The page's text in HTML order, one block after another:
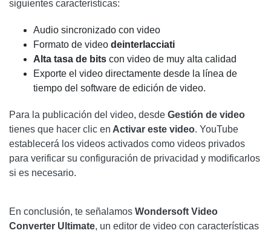
siguientes características:
Audio sincronizado con video
Formato de video deinterlacciati
Alta tasa de bits con video de muy alta calidad
Exporte el video directamente desde la línea de
tiempo del software de edición de video.
Para la publicación del video, desde Gestión de video
tienes que hacer clic en Activar este video. YouTube
establecerá los videos activados como videos privados
para verificar su configuración de privacidad y modificarlos
si es necesario.
En conclusión, te señalamos Wondersoft Video
Converter Ultimate, un editor de video con características